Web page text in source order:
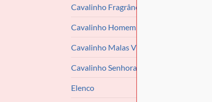
Cavalinho Fragrâncias
Cavalinho Homem
Cavalinho Malas Viagem
Cavalinho Senhora
Elenco